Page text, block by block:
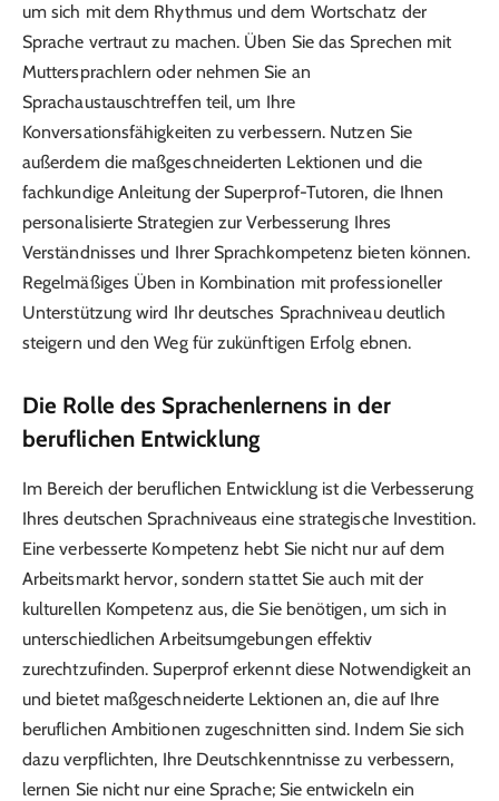
um sich mit dem Rhythmus und dem Wortschatz der
Sprache vertraut zu machen. Üben Sie das Sprechen mit
Muttersprachlern oder nehmen Sie an
Sprachaustauschtreffen teil, um Ihre
Konversationsfähigkeiten zu verbessern. Nutzen Sie
außerdem die maßgeschneiderten Lektionen und die
fachkundige Anleitung der Superprof-Tutoren, die Ihnen
personalisierte Strategien zur Verbesserung Ihres
Verständnisses und Ihrer Sprachkompetenz bieten können.
Regelmäßiges Üben in Kombination mit professioneller
Unterstützung wird Ihr deutsches Sprachniveau deutlich
steigern und den Weg für zukünftigen Erfolg ebnen.
Die Rolle des Sprachenlernens in der
beruflichen Entwicklung
Im Bereich der beruflichen Entwicklung ist die Verbesserung
Ihres deutschen Sprachniveaus eine strategische Investition.
Eine verbesserte Kompetenz hebt Sie nicht nur auf dem
Arbeitsmarkt hervor, sondern stattet Sie auch mit der
kulturellen Kompetenz aus, die Sie benötigen, um sich in
unterschiedlichen Arbeitsumgebungen effektiv
zurechtzufinden. Superprof erkennt diese Notwendigkeit an
und bietet maßgeschneiderte Lektionen an, die auf Ihre
beruflichen Ambitionen zugeschnitten sind. Indem Sie sich
dazu verpflichten, Ihre Deutschkenntnisse zu verbessern,
lernen Sie nicht nur eine Sprache; Sie entwickeln ein